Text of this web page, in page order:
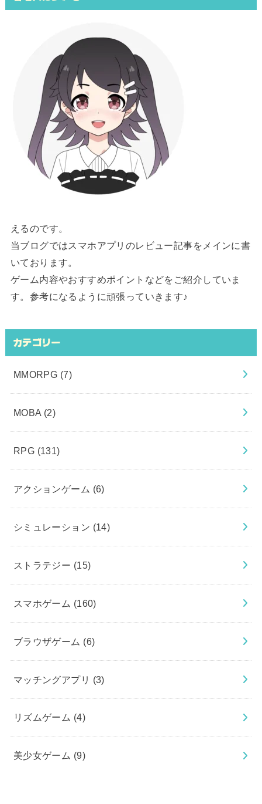
えるのです。
当ブログではスマホアプリのレビュー記事をメインに書
いております。
ゲーム内容やおすすめポイントなどをご紹介していま
す。参考になるように頑張っていきます♪
カテゴリー
MMORPG (7)
MOBA (2)
RPG (131)
アクションゲーム (6)
シミュレーション (14)
ストラテジー (15)
スマホゲーム (160)
ブラウザゲーム (6)
マッチングアプリ (3)
リズムゲーム (4)
美少女ゲーム (9)